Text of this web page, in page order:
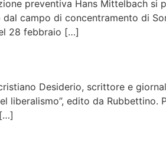
preventiva Hans Mittelbach si
campo di concentramento di
28 febbraio […]
Desiderio, scrittore e
edito da Rubbettino.